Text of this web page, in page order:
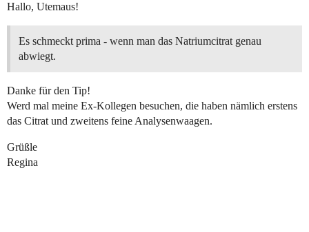
Hallo, Utemaus!
Es schmeckt prima - wenn man das Natriumcitrat genau
abwiegt.
Danke für den Tip!
Werd mal meine Ex-Kollegen besuchen, die haben nämlich erstens
das Citrat und zweitens feine Analysenwaagen.
Grüßle
Regina